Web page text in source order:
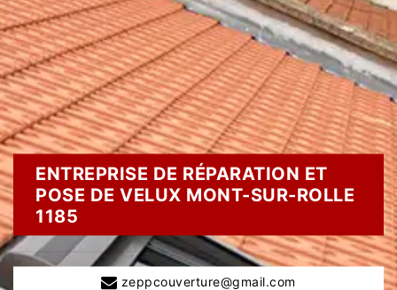
ENTREPRISE DE RÉPARATION ET
POSE DE VELUX MONT-SUR-ROLLE
1185
zeppcouverture@gmail.com